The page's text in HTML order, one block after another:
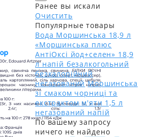
Ранее вы искали
Очистить
Популярные товары
Вода Моршинська 18,9 л
«Моршинська плюс
АнтіОксі йод+селен» 18,9
л напій безалкогольний
безкалорійний
негазований Моршинська
зі смаком чорниці та
екстрактом м'яти 1,5 л
негазований напій
По вашему запросу
ничего не найдено